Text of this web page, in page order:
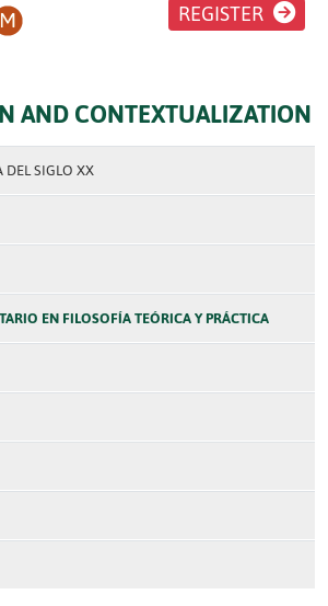
REGISTER
AND CONTEXTUALIZATION
DEL SIGLO XX
EN FILOSOFÍA TEÓRICA Y PRÁCTICA